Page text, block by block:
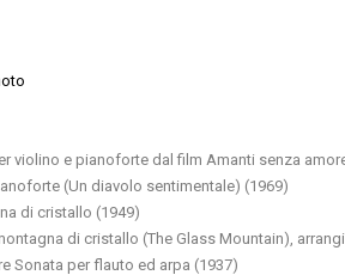
violino e pianoforte dal film Amanti senza
(Un diavolo sentimentale) (1969)
di cristallo (1949)
di cristallo (The Glass Mountain),
Sonata per flauto ed arpa (1937)